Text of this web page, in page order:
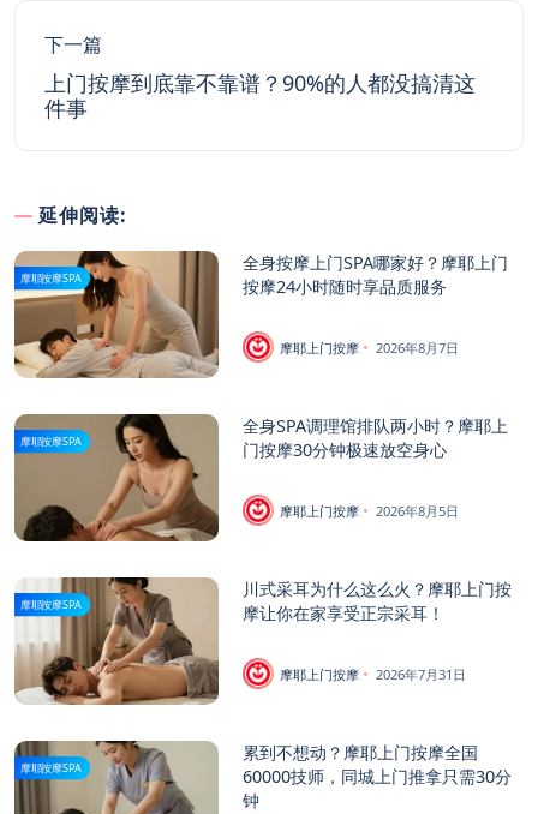
下一篇
上门按摩到底靠不靠谱？90%的人都没搞清这
件事
延伸阅读:
摩耶按摩SPA
全身按摩上门SPA哪家好？摩耶上门
按摩24小时随时享品质服务
摩耶上门按摩 2026年8月7日
摩耶按摩SPA
全身SPA调理馆排队两小时？摩耶上
门按摩30分钟极速放空身心
摩耶上门按摩 2026年8月5日
摩耶按摩SPA
川式采耳为什么这么火？摩耶上门按
摩让你在家享受正宗采耳！
摩耶上门按摩 2026年7月31日
摩耶按摩SPA
累到不想动？摩耶上门按摩全国
60000技师，同城上门推拿只需30分
钟